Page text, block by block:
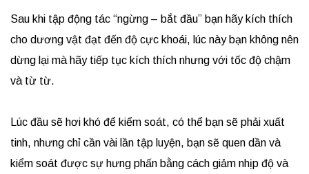
Sau khi tập động tác “ngừng – bắt đầu” bạn hãy kích thích
cho dương vật đạt đến độ cực khoái, lúc này bạn không nên
dừng lại mà hãy tiếp tục kích thích nhưng với tốc độ chậm
và từ từ.
Lúc đầu sẽ hơi khó để kiểm soát, có thể bạn sẽ phải xuất
tinh, nhưng chỉ cần vài lần tập luyện, bạn sẽ quen dần và
kiểm soát được sự hưng phấn bằng cách giảm nhịp độ và